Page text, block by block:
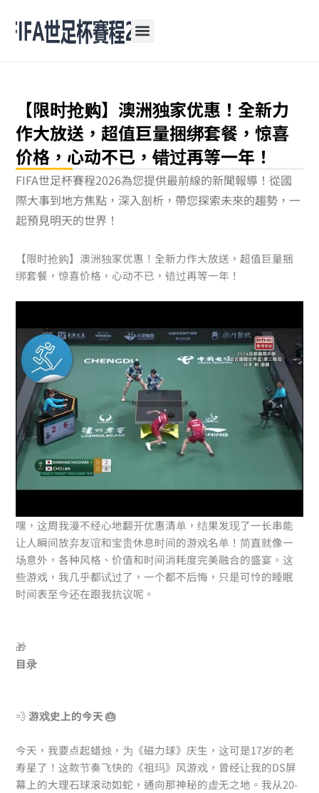
【限时抢购】澳洲独家优惠！全新力
作大放送，超值巨量捆绑套餐，惊喜
价格，心动不已，错过再等一年！
FIFA世足杯賽程2026為您提供最前線的新聞報導！從國
際大事到地方焦點，深入剖析，帶您探索未來的趨勢，一
起預見明天的世界！
【限时抢购】澳洲独家优惠！全新力作大放送，超值巨量捆
绑套餐，惊喜价格，心动不已，错过再等一年！
嘿，这周我漫不经心地翻开优惠清单，结果发现了一长串能
让人瞬间放弃友谊和宝贵休息时间的游戏名单！简直就像一
场意外，各种风格、价值和时间消耗度完美融合的盛宴。这
些游戏，我几乎都试过了，一个都不后悔，只是可怜的睡眠
时间表至今还在跟我抗议呢。
🎁
目录
💨游戏史上的今天 🎂
今天，我要点起蜡烛，为《磁力球》庆生，这可是17岁的老
寿星了！这款节奏飞快的《祖玛》风游戏，曾经让我的DS屏
幕上的大理石球滚动如蛇，通向那神秘的虚无之地。我从20-